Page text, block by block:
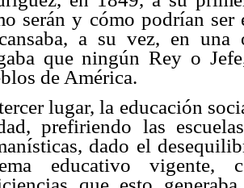
serán y cómo podrían
a su vez, en
que ningún Rey o
de América.
lugar, la educación
prefiriendo las
dado el
educativo vigente,